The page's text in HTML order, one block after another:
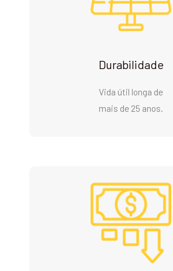
Durabilidade
Vida útil longa de
mais de 25 anos.